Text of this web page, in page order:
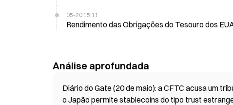
05-20 15:11
Rendimento das Obrigações do Tesouro dos
Análise aprofundada
Diário do Gate (20 de maio): a CFTC acusa um
o Japão permite stablecoins do tipo trust